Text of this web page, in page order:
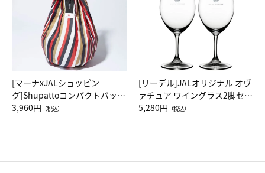
[マーナxJALショッピン
グ]Shupattoコンパクトバッグ
Drop JAL客室乗務員（LC）ス
3,960円 （税込）
[リーデル]JALオリジナル オヴ
ァチュア ワイングラス2脚セッ
ト（レッドワイン）
5,280円 （税込）